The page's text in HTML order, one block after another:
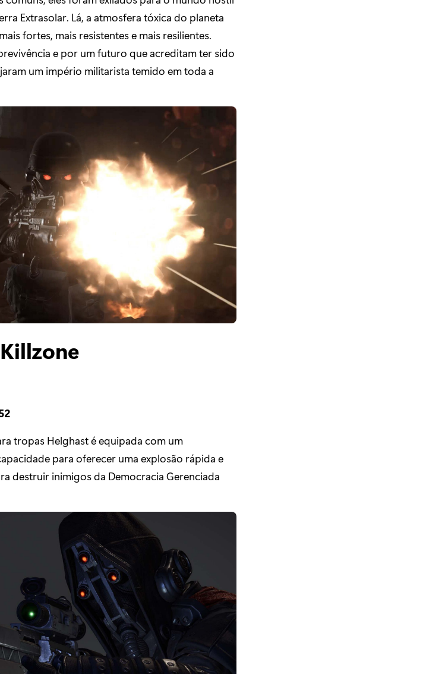
Extrasolar. Lá, a atmosfera tóxica do planeta
fortes, mais resistentes e mais resilientes.
e por um futuro que acreditam ter sido
um império militarista temido em toda a
tropas Helghast é equipada com um
para oferecer uma explosão rápida e
destruir inimigos da Democracia Gerenciada